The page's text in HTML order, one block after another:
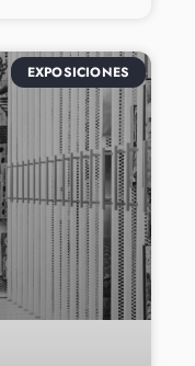
EXPOSICIONES